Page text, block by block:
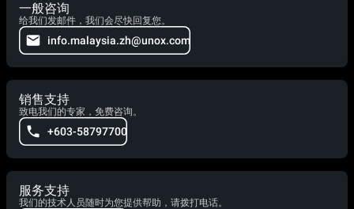
一般咨询
给我们发邮件，我们会尽快回复您。
info.malaysia.zh@unox.com
销售支持
致电我们的专家，免费咨询。
+603-58797700
服务支持
我们的技术人员随时为您提供帮助，请拨打电话。